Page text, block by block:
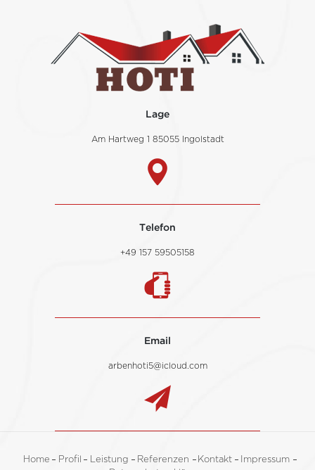
Lage
Am Hartweg 1 85055 Ingolstadt
Telefon
+49 157 59505158
Email
arbenhoti5@icloud.com
Home Profil Leistung Referenzen Kontakt
Impressum